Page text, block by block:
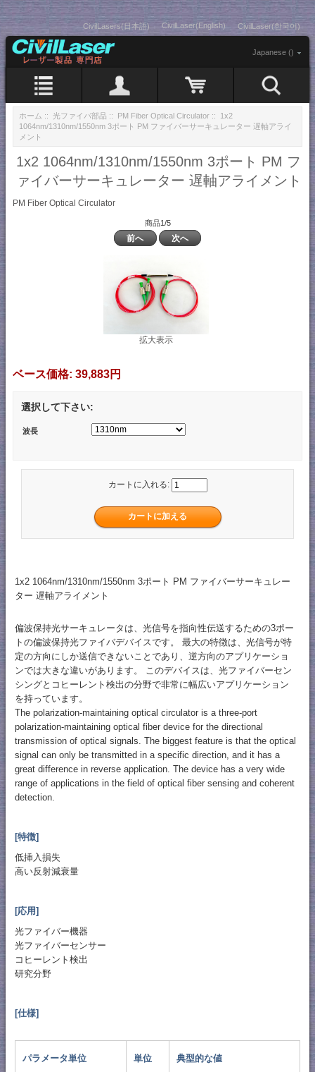
CivilLasers(日本語) CivilLaser(English) CivilLaser(한국어)
Japanese ()
ホーム :: 光ファイバ部品 :: PM Fiber Optical Circulator :: 1x2
1064nm/1310nm/1550nm 3ポート PM ファイバーサーキュレーター 遅軸アライ
メント
1x2 1064nm/1310nm/1550nm 3ポート PM フ
ァイバーサーキュレーター 遅軸アライメント
PM Fiber Optical Circulator
商品1/5
前へ 次へ
拡大表示
ベース価格: 39,883円
選択して下さい:
波長
カートに入れる:
1x2 1064nm/1310nm/1550nm 3ポート PM ファイバーサーキュレー
ター 遅軸アライメント
偏波保持光サーキュレータは、光信号を指向性伝送するための3ポー
トの偏波保持光ファイバデバイスです。 最大の特徴は、光信号が特
定の方向にしか送信できないことであり、逆方向のアプリケーショ
ンでは大きな違いがあります。 このデバイスは、光ファイバーセン
シングとコヒーレント検出の分野で非常に幅広いアプリケーション
を持っています。
The polarization-maintaining optical circulator is a three-port
polarization-maintaining optical fiber device for the directional
transmission of optical signals. The biggest feature is that the optical
signal can only be transmitted in a specific direction, and it has a
great difference in reverse application. The device has a very wide
range of applications in the field of optical fiber sensing and coherent
detection.
[特徴]
低挿入損失
高い反射減衰量
[応用]
光ファイバー機器
光ファイバーセンサー
コヒーレント検出
研究分野
[仕様]
パラメータ単位 単位 典型的な値